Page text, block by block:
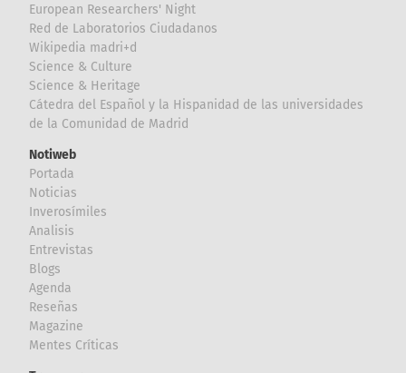
European Researchers' Night
Red de Laboratorios Ciudadanos
Wikipedia madri+d
Science & Culture
Science & Heritage
Cátedra del Español y la Hispanidad de las universidades
de la Comunidad de Madrid
Notiweb
Portada
Noticias
Inverosímiles
Analisis
Entrevistas
Blogs
Agenda
Reseñas
Magazine
Mentes Críticas